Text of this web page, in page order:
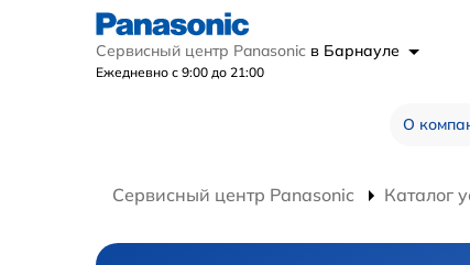
Сервисный центр Panasonic в Барнауле
Ежедневно с 9:00 до 21:00
О
Сервисный центр Panasonic Каталог